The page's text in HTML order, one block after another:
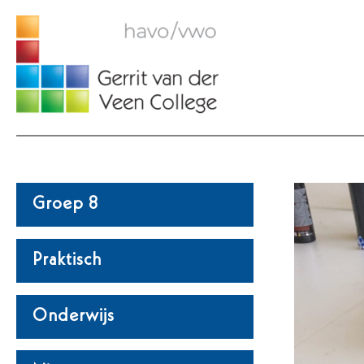
Ga
naar
inhoud
Groep 8
Praktisch
Onderwijs